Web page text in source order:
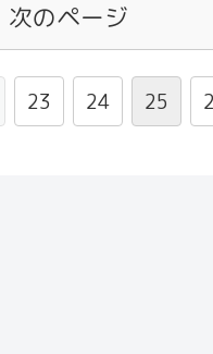
次のページ
23 24 25